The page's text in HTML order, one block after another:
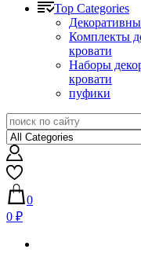
Top Categories
Комплекты
кровати
Наборы
кровати
пуфики
0
0 ₽